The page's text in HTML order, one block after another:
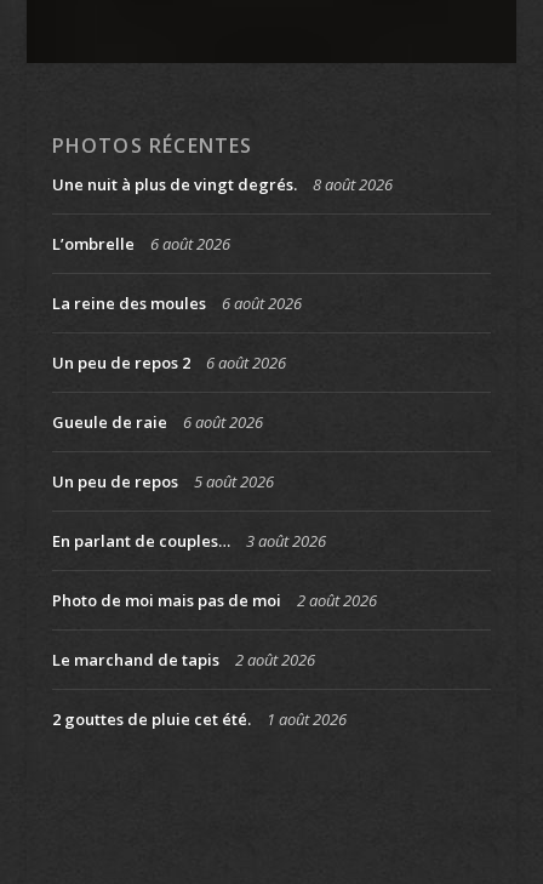
PHOTOS RÉCENTES
Une nuit à plus de vingt degrés. 8 août 2026
L’ombrelle 6 août 2026
La reine des moules 6 août 2026
Un peu de repos 2 6 août 2026
Gueule de raie 6 août 2026
Un peu de repos 5 août 2026
En parlant de couples… 3 août 2026
Photo de moi mais pas de moi 2 août 2026
Le marchand de tapis 2 août 2026
2 gouttes de pluie cet été. 1 août 2026